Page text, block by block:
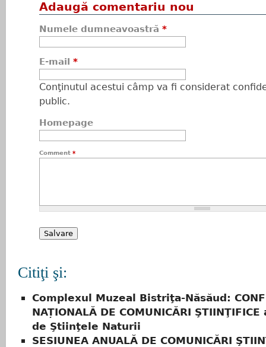
Adaugă comentariu nou
Numele dumneavoastră *
E-mail *
Conţinutul acestui câmp va fi considerat
public.
Homepage
Comment *
Citiţi şi:
Complexul Muzeal Bistriţa-Năsăud:
NAȚIONALĂ DE COMUNICĂRI
de Ştiinţele Naturii
SESIUNEA ANUALĂ DE COMUNICĂRI